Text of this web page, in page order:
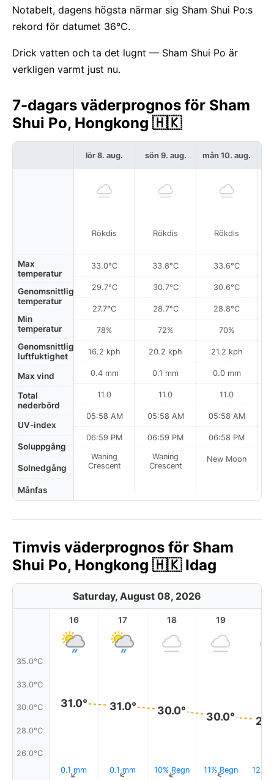
Notabelt, dagens högsta närmar sig Sham Shui Po:s
rekord för datumet 36°C.
Drick vatten och ta det lugnt — Sham Shui Po är
verkligen varmt just nu.
7-dagars väderprognos för Sham
Shui Po, Hongkong 🇭🇰
Max
temperatur
Genomsnittlig
temperatur
Min
temperatur
Genomsnittlig
luftfuktighet
Max vind
Total
nederbörd
UV-index
Soluppgång
Solnedgång
Månfas
lör 8. aug.
Rökdis
33.0°C
29.7°C
27.7°C
78%
16.2 kph
0.4 mm
11.0
05:58 AM
06:59 PM
Waning
Crescent
sön 9. aug.
Rökdis
33.8°C
30.7°C
28.7°C
72%
20.2 kph
0.1 mm
11.0
05:58 AM
06:59 PM
Waning
Crescent
mån 10. aug.
Rökdis
33.6°C
30.6°C
28.8°C
70%
21.2 kph
0.0 mm
11.0
05:58 AM
06:58 PM
New Moon
Timvis väderprognos för Sham
Shui Po, Hongkong 🇭🇰 Idag
Saturday, August 08, 2026
35.0°C
33.0°C
30.0°C
28.0°C
26.0°C
16
31.0°
0.1 mm
↑
17
31.0°
0.1 mm
↑
18
30.0°
10% Regn
↑
19
30.0°
11% Regn
↑ 12%